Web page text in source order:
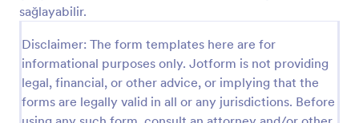
sağlayabilir.
Disclaimer: The form templates here are for
informational purposes only. Jotform is not providing
legal, financial, or other advice, or implying that the
forms are legally valid in all or any jurisdictions. Before
belirli bir şekilde görünmesine mi ihtiyacınız var?
Kullanıcı dostu Form Oluşturucumuzla formunuzu
özelleştirmek basittir. Şirketinizin logosunu ekleyin,
yokluğunuzla ilgili belirli ayrıntıları ekleyin veya
benzersiz bir dokunuş için metin yazı tiplerini ve
renklerini değiştirin. İşe dönüş mektuplarınızı başka
bir hesapta takip etmek istiyorsanız, bu formu
Airtable veya Google Sheets gibi bir elektronik tablo